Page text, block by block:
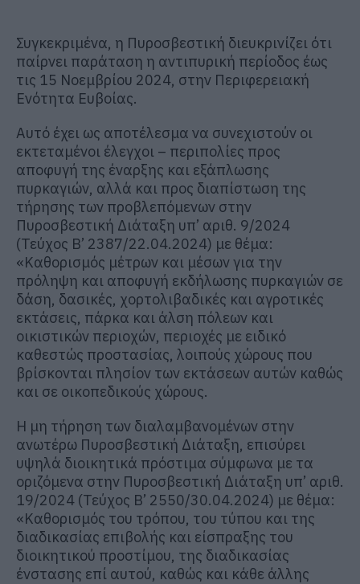
Συγκεκριμένα, η Πυροσβεστική διευκρινίζει ότι
παίρνει παράταση η αντιπυρική περίοδος έως
τις 15 Νοεμβρίου 2024, στην Περιφερειακή
Ενότητα Ευβοίας.
Αυτό έχει ως αποτέλεσμα να συνεχιστούν οι
εκτεταμένοι έλεγχοι – περιπολίες προς
αποφυγή της έναρξης και εξάπλωσης
πυρκαγιών, αλλά και προς διαπίστωση της
τήρησης των προβλεπόμενων στην
Πυροσβεστική Διάταξη υπ’ αριθ. 9/2024
(Τεύχος B’ 2387/22.04.2024) με θέμα:
«Καθορισμός μέτρων και μέσων για την
πρόληψη και αποφυγή εκδήλωσης πυρκαγιών σε
δάση, δασικές, χορτολιβαδικές και αγροτικές
εκτάσεις, πάρκα και άλση πόλεων και
οικιστικών περιοχών, περιοχές με ειδικό
καθεστώς προστασίας, λοιπούς χώρους που
βρίσκονται πλησίον των εκτάσεων αυτών καθώς
και σε οικοπεδικούς χώρους.
Η μη τήρηση των διαλαμβανομένων στην
ανωτέρω Πυροσβεστική Διάταξη, επισύρει
υψηλά διοικητικά πρόστιμα σύμφωνα με τα
οριζόμενα στην Πυροσβεστική Διάταξη υπ’ αριθ.
19/2024 (Τεύχος B’ 2550/30.04.2024) με θέμα:
«Καθορισμός του τρόπου, του τύπου και της
διαδικασίας επιβολής και είσπραξης του
διοικητικού προστίμου, της διαδικασίας
ένστασης επί αυτού, καθώς και κάθε άλλης